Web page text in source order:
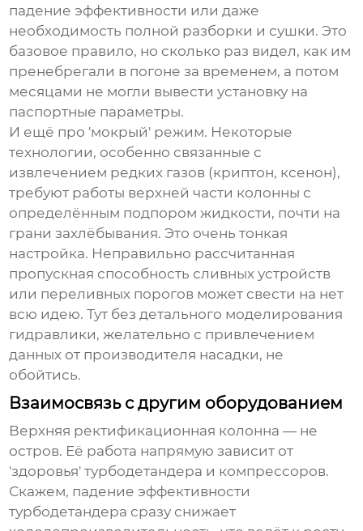
падение эффективности или даже
необходимость полной разборки и сушки. Это
базовое правило, но сколько раз видел, как им
пренебрегали в погоне за временем, а потом
месяцами не могли вывести установку на
паспортные параметры.
И ещё про 'мокрый' режим. Некоторые
технологии, особенно связанные с
извлечением редких газов (криптон, ксенон),
требуют работы верхней части колонны с
определённым подпором жидкости, почти на
грани захлёбывания. Это очень тонкая
настройка. Неправильно рассчитанная
пропускная способность сливных устройств
или переливных порогов может свести на нет
всю идею. Тут без детального моделирования
гидравлики, желательно с привлечением
данных от производителя насадки, не
обойтись.
Взаимосвязь с другим оборудованием
Верхняя ректификационная колонна — не
остров. Её работа напрямую зависит от
'здоровья' турбодетандера и компрессоров.
Скажем, падение эффективности
турбодетандера сразу снижает